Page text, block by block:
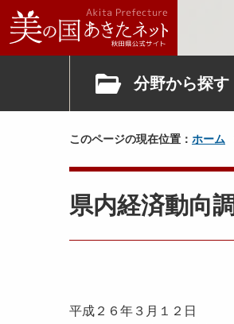
分野から探す
このページの現在位置： ホーム
県内経済動向
平成２６年３月１２日